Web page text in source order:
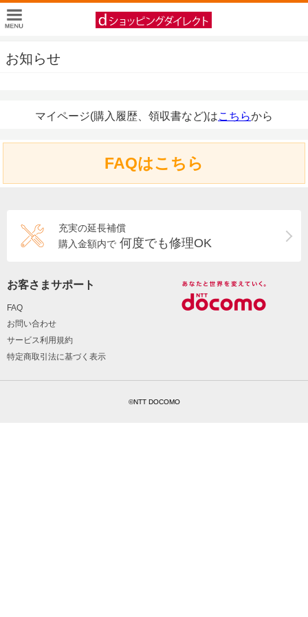
お知らせ
マイページ(購入履歴、領収書など)はこちらから
FAQはこちら
充実の延長補償
購入金額内で 何度でも修理OK
お客さまサポート
FAQ
お問い合わせ
サービス利用規約
特定商取引法に基づく表示
©NTT DOCOMO